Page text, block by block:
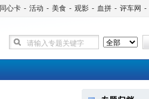
同心卡 - 活动 - 美食 - 观影 - 血拼 - 评车网 -